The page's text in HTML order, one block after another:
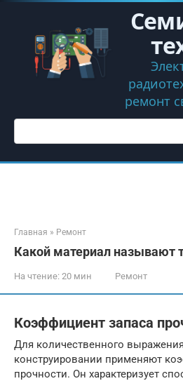
Перейти
контенту
ремонт
Поиск:
Главная » Ремонт
Какой материал называют
На чтение: 20 мин Ремонт
Коэффициент запаса
Для количественного
конструировании применяют
прочности. Он характеризует